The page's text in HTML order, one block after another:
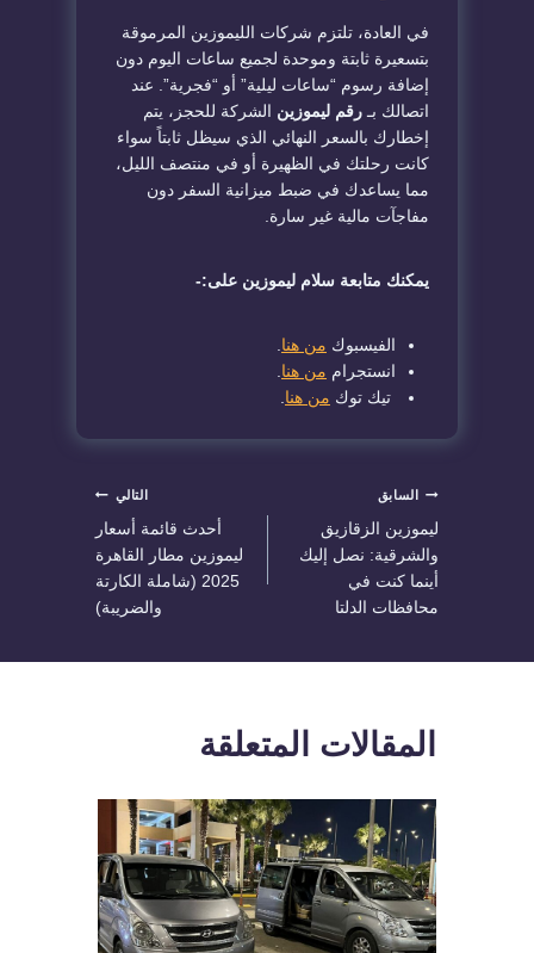
​في العادة، تلتزم شركات الليموزين المرموقة
بتسعيرة ثابتة وموحدة لجميع ساعات اليوم دون
إضافة رسوم “ساعات ليلية” أو “فجرية”. عند
اتصالك بـ رقم ليموزين الشركة للحجز، يتم
إخطارك بالسعر النهائي الذي سيظل ثابتاً سواء
كانت رحلتك في الظهيرة أو في منتصف الليل،
مما يساعدك في ضبط ميزانية السفر دون
مفاجآت مالية غير سارة.
يمكنك متابعة سلام ليموزين على:-
الفيسبوك من هنا
انستجرام من هنا
تيك توك من هنا
تصفّح
المقالات
السابق
ليموزين الزقازيق
والشرقية: نصل إليك
أينما كنت في
محافظات الدلتا
التالي
أحدث قائمة أسعار
ليموزين مطار القاهرة
2025 (شاملة الكارتة
والضريبة)
المقالات المتعلقة